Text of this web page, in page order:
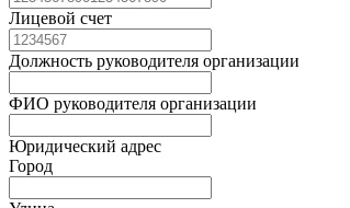
Лицевой счет
Должность руководителя организации
ФИО руководителя организации
Юридический адрес
Город